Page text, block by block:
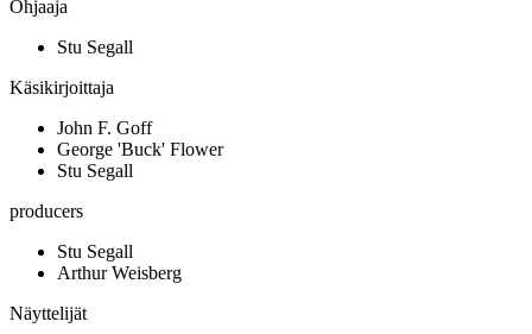
Ohjaaja
Stu Segall
Käsikirjoittaja
John F. Goff
George 'Buck' Flower
Stu Segall
producers
Stu Segall
Arthur Weisberg
Näyttelijät